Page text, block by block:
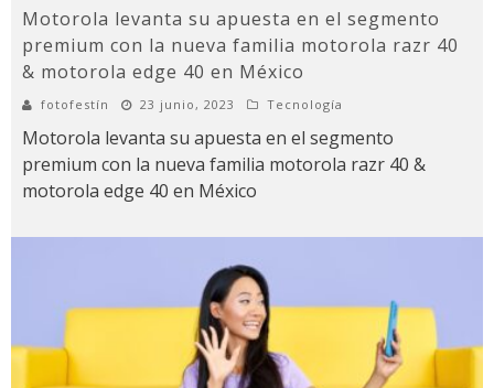
Motorola levanta su apuesta en el segmento
premium con la nueva familia motorola razr 40
& motorola edge 40 en México
fotofestín 23 junio, 2023 Tecnología
Motorola levanta su apuesta en el segmento
premium con la nueva familia motorola razr 40 &
motorola edge 40 en México